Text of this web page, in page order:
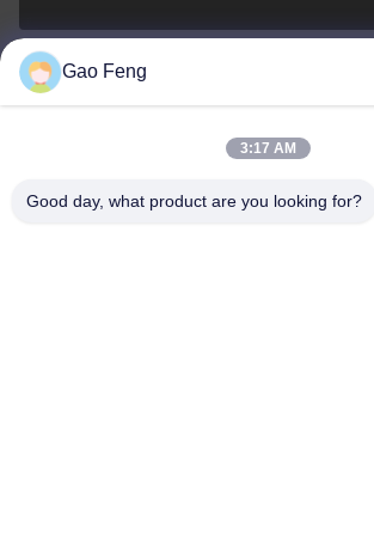
suli@sulidry.com
Gao Feng
3:17 AM
Good day, what product are you looking for?